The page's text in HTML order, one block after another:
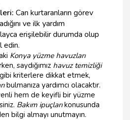
Can kurtaranların görev
ve ilk yardım
erişilebilir durumda olup
edin.
Konya yüzme havuzları
saydığımız havuz temizliği
kriterlere dikkat etmek,
bulmanıza yardımcı olacaktır.
hem de keyifli bir yüzme
Bakım ipuçlarıkonusunda
bilgi almayı unutmayın.